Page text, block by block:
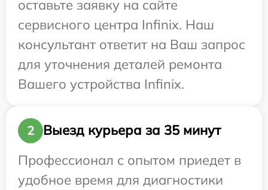
оставьте заявку на сайте
сервисного центра Infinix. Наш
консультант ответит на Ваш запрос
для уточнения деталей ремонта
Вашего устройства Infinix.
2
Выезд курьера за 35 минут
Профессионал с опытом приедет в
удобное время для диагностики